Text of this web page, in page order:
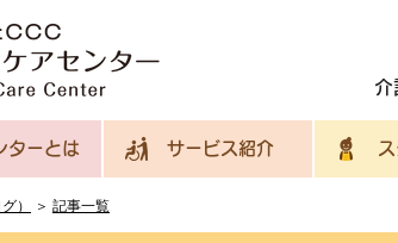
ーとは サービス紹介 ス
） ＞ 記事一覧